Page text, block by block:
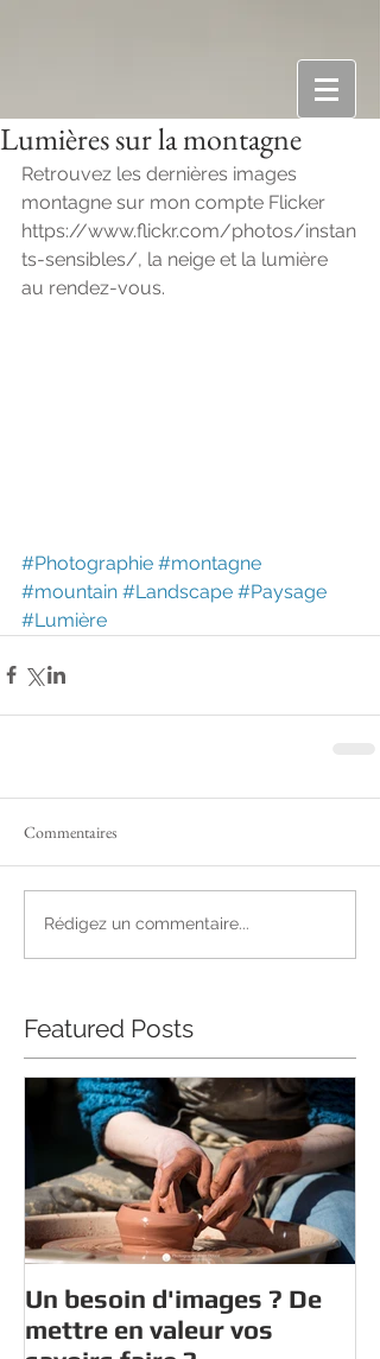
Lumières sur la montagne
Retrouvez les dernières images
montagne sur mon compte Flicker
https://www.flickr.com/photos/instan
ts-sensibles/, la neige et la lumière
au rendez-vous.
#Photographie #montagne
#mountain #Landscape #Paysage
#Lumière
Commentaires
Rédigez un commentaire...
Featured Posts
Un besoin d'images ? De
mettre en valeur vos